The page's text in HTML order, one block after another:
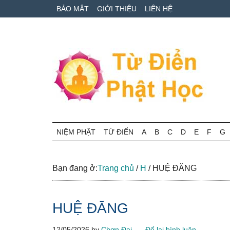
to
to
qua
BẢO MẬT GIỚI THIỆU LIÊN HỆ
Từ
điển
Phật
học
cứu
thuật
Phật
học
NIỆM PHẬT TỪ ĐIỂN A B C D E F G
Bạn đang ở:Trang chủ / H /HUỆ ĐĂNG
HUỆ ĐĂNG